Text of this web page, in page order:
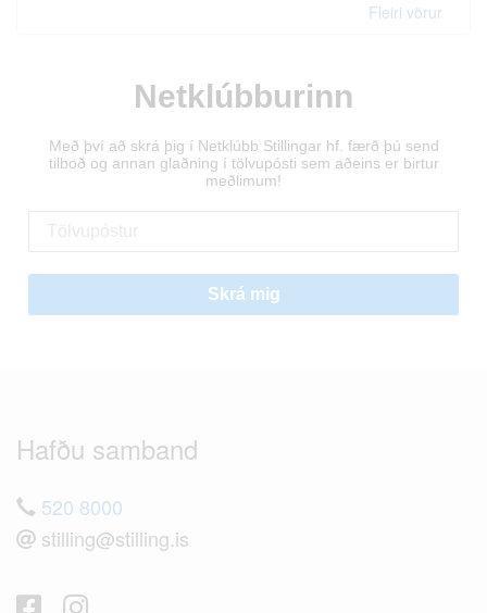
Fleiri vörur
Netklúbburinn
Með því að skrá þig í Netklúbb Stillingar hf. færð þú send
tilboð og annan glaðning í tölvupósti sem aðeins er birtur
meðlimum!
Skrá mig
Hafðu samband
520 8000
stilling@stilling.is